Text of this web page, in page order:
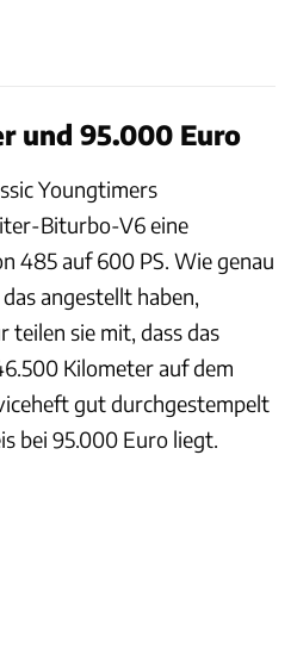
und 95.000 Euro
Youngtimers
Biturbo-V6 eine
485 auf 600 PS. Wie genau
angestellt haben,
teilen sie mit, dass das
Kilometer auf dem
gut durchgestempelt
bei 95.000 Euro liegt.